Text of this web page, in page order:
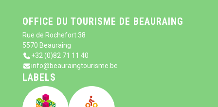
OFFICE DU TOURISME DE BEAURAING
Rue de Rochefort 38
5570 Beauraing
+32 (0)82 71 11 40
info@beauraingtourisme.be
LABELS